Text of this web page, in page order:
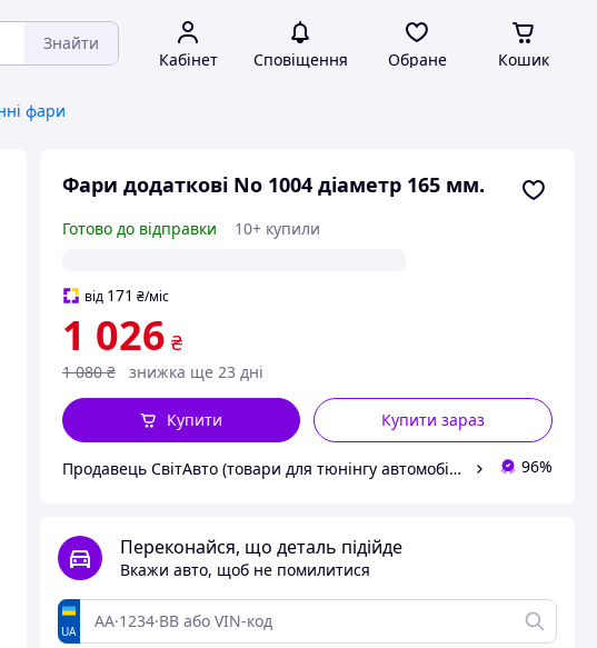
Знайти
Кабінет Сповіщення Обране Кошик
фари
Фари додаткові No 1004 діаметр 165 мм.
Готово до відправки 10+ купили
від 171 ₴/міс
1 026 ₴
1 080 ₴ знижка ще 23 дні
Купити зараз
Купити
Продавець СвітАвто (товари для тюнінгу автомобілів ВАЗ) 96%
Переконайся, що деталь підійде
Вкажи авто, щоб не помилитися
UA